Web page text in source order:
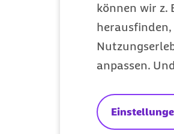
können wir z.
anpassen.
Ihre persönlichen